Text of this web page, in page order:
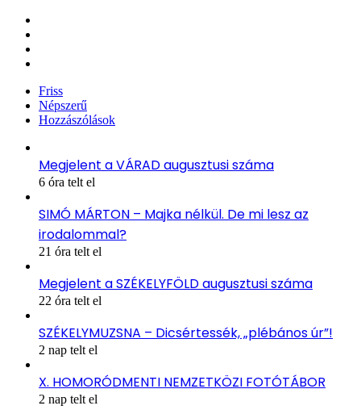
Friss
Népszerű
Hozzászólások
Megjelent a VÁRAD augusztusi száma
6 óra telt el
SIMÓ MÁRTON – Majka nélkül. De mi lesz az
irodalommal?
21 óra telt el
Megjelent a SZÉKELYFÖLD augusztusi száma
22 óra telt el
SZÉKELYMUZSNA – Dicsértessék, „plébános úr”!
2 nap telt el
X. HOMORÓDMENTI NEMZETKÖZI FOTÓTÁBOR
2 nap telt el